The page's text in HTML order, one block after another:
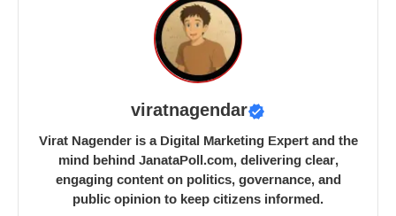
viratnagendar
Virat Nagender is a Digital Marketing Expert and the
mind behind JanataPoll.com, delivering clear,
engaging content on politics, governance, and
public opinion to keep citizens informed.